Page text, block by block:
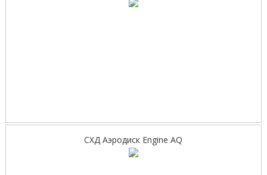
СХД Аэродиск Engine AQ